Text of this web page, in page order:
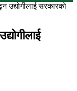
उद्योगीलाई सरकारको